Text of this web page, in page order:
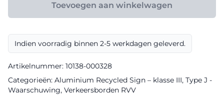
III
Recycled
Sign
aantal
Toevoegen aan winkelwagen
Indien voorradig binnen 2-5 werkdagen geleverd.
Artikelnummer: 10138-000328
Categorieën: Aluminium Recycled Sign – klasse III, Type J -
Waarschuwing, Verkeersborden RVV